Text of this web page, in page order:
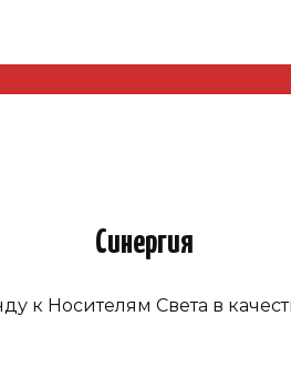
Синергия
к Носителям Света в